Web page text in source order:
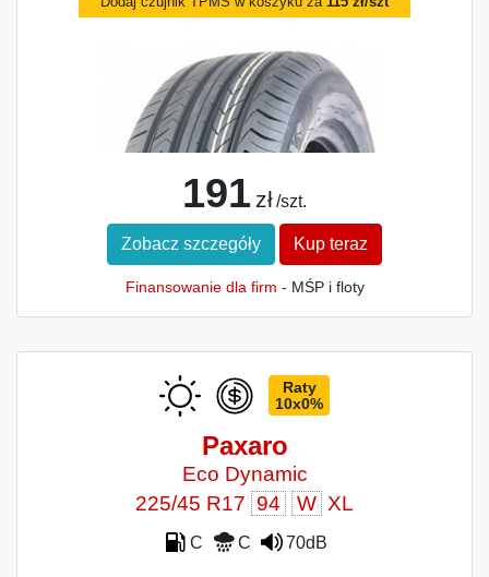
191 zł /szt.
Zobacz szczegóły Kup teraz
Finansowanie dla firm - MŚP i floty
Raty
10x0%
Paxaro
Eco Dynamic
225/45 R17 94 W XL
C C 70dB